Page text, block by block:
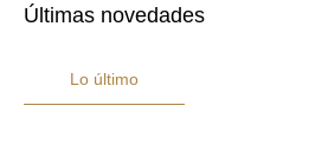
Últimas novedades
Lo último